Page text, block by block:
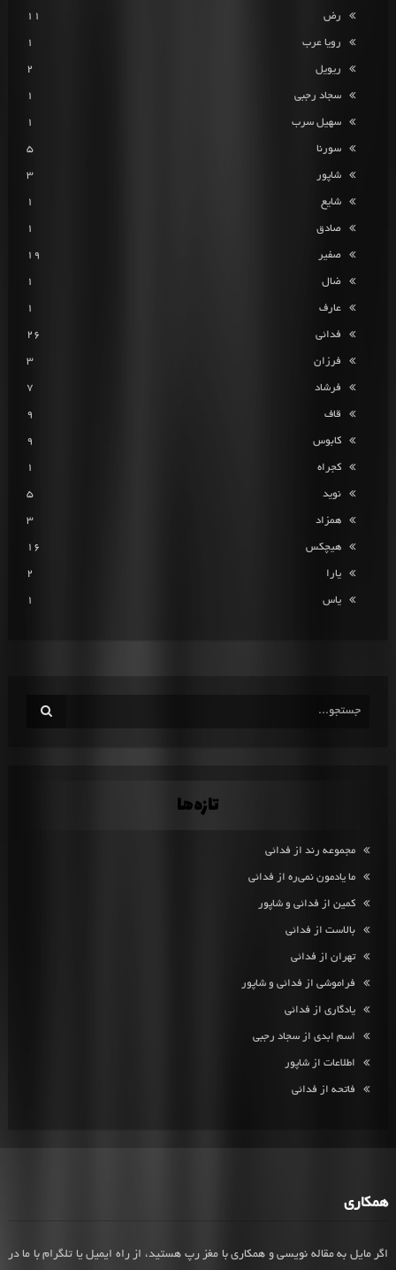
رض 11
رویا عرب 1
ریویل 2
سجاد رجبی 1
سهیل سرب 1
سورنا 5
شاپور 3
شایع 1
صادق 1
صفیر 19
ضال 1
عارف 1
فدائی 26
فرزان 3
فرشاد 7
قاف 9
کابوس 9
کجراه 1
نوید 5
همزاد 3
هیچکس 16
یارا 2
یاس 1
تازه‌ها
مجموعه رند از فدائی
ما یادمون نمی‌ره از فدائی
کمین از فدائی و شاپور
بالاست از فدائی
تهران از فدائی
فراموشی از فدائی و شاپور
یادگاری از فدائی
اسم ابدی از سجاد رجبی
اطلاعات از شاپور
فاتحه از فدائی
همکاری
اگر مایل به مقاله نویسی و همکاری با مغز رپ هستید، از راه ایمیل یا تلگرام با ما در